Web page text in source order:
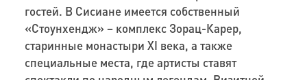
гостей. В Сисиане имеется собственный
«Стоунхендж» – комплекс Зорац-Карер,
старинные монастыри XI века, а также
специальные места, где артисты ставят